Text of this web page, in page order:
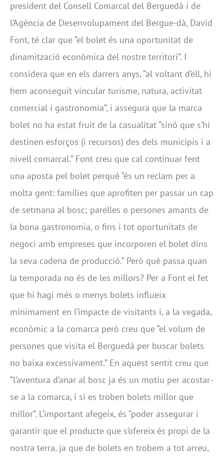
president del Consell Comarcal del Berguedà i de
l’Agència de Desenvolupament del Bergue-dà, David
Font, té clar que “el bolet és una oportunitat de
dinamització econòmica del nostre territori”. I
considera que en els darrers anys, “al voltant d’ell, hi
hem aconseguit vincular turisme, natura, activitat
comercial i gastronomia”, i assegura que la marca
bolet no ha estat fruit de la casualitat “sinó que s’hi
destinen esforços (i recursos) des dels municipis i a
nivell comarcal.” Font creu que cal continuar fent
una aposta pel bolet perquè “és un reclam per a
molta gent: famílies que aprofiten per passar un cap
de setmana al bosc; parelles o persones amants de
la bona gastronomia, o fins i tot oportunitats de
negoci amb empreses que incorporen el bolet dins
la seva cadena de producció.” Però què passa quan
la temporada no és de les millors? Per a Font el fet
que hi hagi més o menys bolets influeix
mínimament en l’impacte de visitants i, a la vegada,
econòmic a la comarca però creu que “el volum de
persones que visita el Berguedà per buscar bolets
no baixa excessivament.” En aquest sentit creu que
“l’aventura d’anar al bosc ja és un motiu per acostar-
se a la comarca, i si es troben bolets millor que
millor”. L’important afegeix, és “poder assegurar i
garantir que el producte que s’ofereix és propi de la
nostra terra, ja que de bolets en trobem a tot arreu,